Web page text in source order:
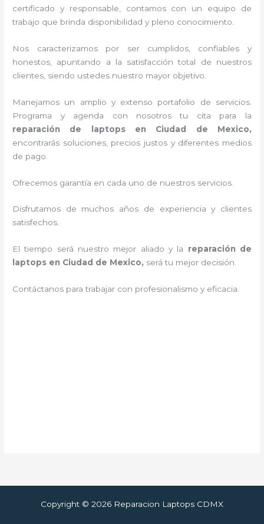
certificado y responsable, contamos con un equipo de
trabajo que brinda disponibilidad y pleno conocimiento.
Nos caracterizamos por ser cumplidos, confiables y
honestos, apuntando a la satisfacción total de nuestros
clientes, siendo ustedes nuestro mayor objetivo.
Manejamos un amplio y extenso portafolio de servicios.
Programa y agenda con nosotros tu cita para la
reparación de laptops en Ciudad de Mexico,
encontrarás soluciones, precios justos y diferentes medios
de pago.
Ofrecemos garantía en cada uno de nuestros servicios.
Disfrutamos de muchos años de experiencia y clientes
satisfechos.
El tiempo será nuestro mejor aliado y la reparación de
laptops en Ciudad de Mexico, será tu mejor decisión.
Contáctanos para trabajar con profesionalismo y eficacia.
Copyright © 2026 Reparacion Laptops CDMX